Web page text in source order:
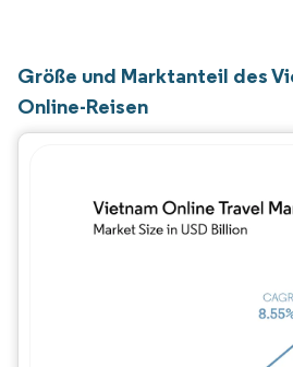
Größe und Marktanteil des
Online-Reisen